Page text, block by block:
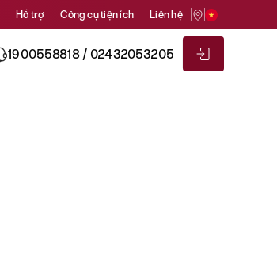
Hỗ trợ Công cụ tiện ích Liên hệ
1900558818 / 02432053205